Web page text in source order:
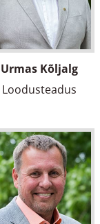
Urmas Kõljalg
Loodusteadus